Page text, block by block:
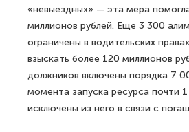
«невыездных» — эта мера
миллионов рублей. Еще 3 300
ограничены в водительских
взыскать более 120 миллионов
должников включены порядка 7
момента запуска ресурса почти
исключены из него в связи с